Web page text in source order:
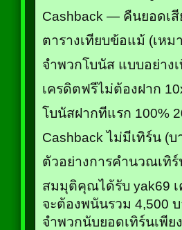
Cashback — คืนยอดเสี
ตารางเทียบข้อแม้ (เหม
จำพวกโบนัส แบบอย่าง
เครดิตฟรีไม่ต้องฝาก
โบนัสฝากทีแรก 100%
Cashback ไม่มีเทิร์น (
ตัวอย่างการคำนวณเทิร์
สมมุติคุณได้รับ yak69
จะต้องพนันรวม 4,500
จำพวกนับยอดเทิร์นเพี